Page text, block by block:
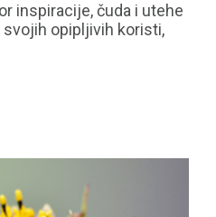
inspiracije, čuda i utehe
opipljivih koristi,